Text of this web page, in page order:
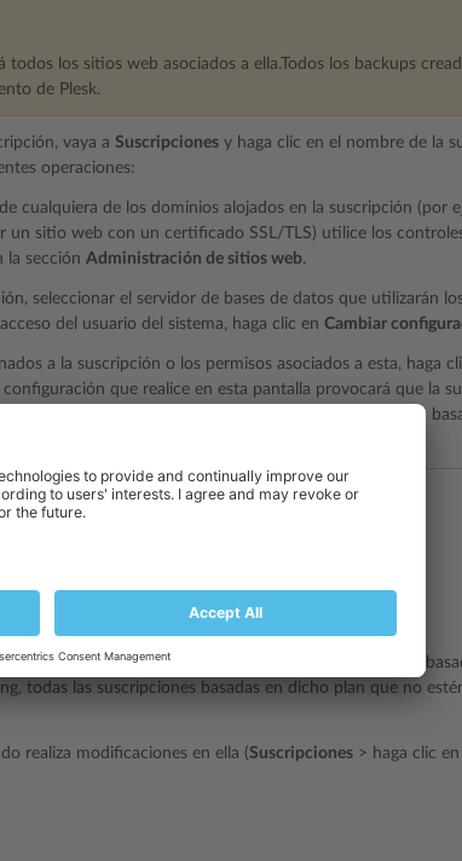
los sitios web asociados a ella.Todos los backups
de Plesk.
vaya a Suscripciones y haga clic en el nombre de la
operaciones:
cualquiera de los dominios alojados en la suscripción (por
un sitio web con un certificado SSL/TLS) utilice los
la sección Administración de sitios web.
seleccionar el servidor de bases de datos que utilizarán
del usuario del sistema, haga clic en Cambiar
a la suscripción o los permisos asociados a esta, haga
configuración que realice en esta pantalla provocará que la
los cambios aplicados al plan de hosting en el que está
contra la sincronización).
y bloqueadas
de servicio empieza estando
son idénticas a las del plan de hosting en que está
todas las suscripciones basadas en dicho plan que no
realiza modificaciones en ella (Suscripciones > haga clic